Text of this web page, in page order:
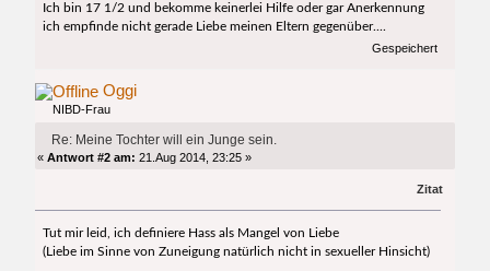
Ich bin 17 1/2 und bekomme keinerlei Hilfe oder gar Anerkennung
ich empfinde nicht gerade Liebe meinen Eltern gegenüber....
Gespeichert
Oggi
NIBD-Frau
Re: Meine Tochter will ein Junge sein.
«Antwort #2 am: 21.Aug 2014, 23:25 »
Zitat
Tut mir leid, ich definiere Hass als Mangel von Liebe
(Liebe im Sinne von Zuneigung natürlich nicht in sexueller Hinsicht)